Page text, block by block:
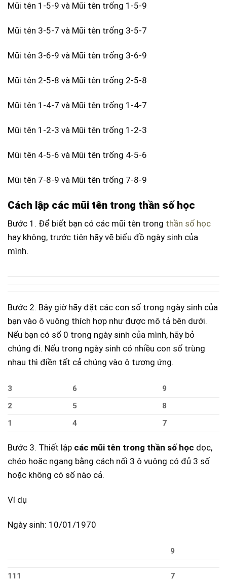
Mũi tên 1-5-9 và Mũi tên trống 1-5-9
Mũi tên 3-5-7 và Mũi tên trống 3-5-7
Mũi tên 3-6-9 và Mũi tên trống 3-6-9
Mũi tên 2-5-8 và Mũi tên trống 2-5-8
Mũi tên 1-4-7 và Mũi tên trống 1-4-7
Mũi tên 1-2-3 và Mũi tên trống 1-2-3
Mũi tên 4-5-6 và Mũi tên trống 4-5-6
Mũi tên 7-8-9 và Mũi tên trống 7-8-9
Cách lập các mũi tên trong thần số học
Bước 1. Để biết bạn có các mũi tên trong thần số học
hay không, trước tiên hãy vẽ biểu đồ ngày sinh của
mình.
Bước 2. Bây giờ hãy đặt các con số trong ngày sinh của
bạn vào ô vuông thích hợp như được mô tả bên dưới.
Nếu bạn có số 0 trong ngày sinh của mình, hãy bỏ
chúng đi. Nếu trong ngày sinh có nhiều con số trùng
nhau thì điền tất cả chúng vào ô tương ứng.
3 6
9
2
5
8
1
4 7
Bước 3. Thiết lập các mũi tên trong thần số học dọc,
chéo hoặc ngang bằng cách nối 3 ô vuông có đủ 3 số
hoặc không có số nào cả.
Ví dụ
Ngày sinh: 10/01/1970
9
111 7